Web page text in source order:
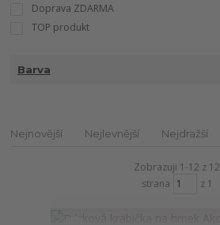
Doprava ZDARMA
TOP produkt
Barva
Nejnovější Nejlevnější Nejdražší
Zobrazuji 1-12 z 12
strana
z 1